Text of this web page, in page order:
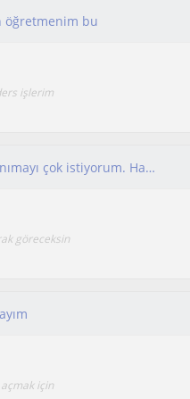
öğretmenim bu
işlerim
Kendini tanımak ister misin? Ben de kendimi tanımayı çok istiyorum. Hadi beraber bi eşsiz yolculuğa beraber adım atalım.
göreceksin
için